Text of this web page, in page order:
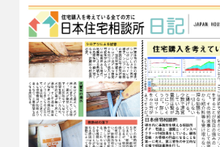
コ
テ
ン
ツ
へ
ス
キ
ッ
プ